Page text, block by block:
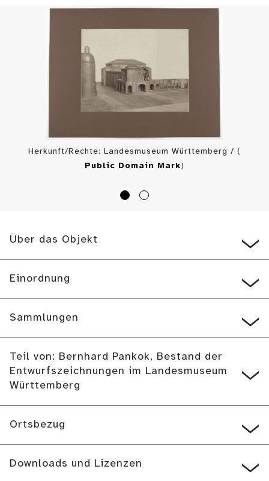
Herkunft/Rechte: Landesmuseum Württemberg / (
Public Domain Mark)
Über das Objekt
Einordnung
Sammlungen
Teil von: Bernhard Pankok, Bestand der
Entwurfszeichnungen im Landesmuseum
Württemberg
Ortsbezug
Downloads und Lizenzen